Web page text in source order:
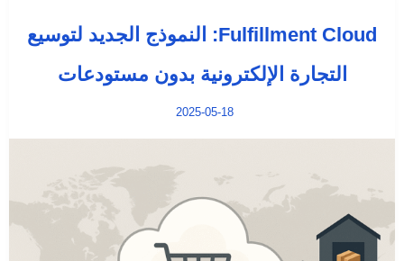
Fulfillment Cloud: النموذج الجديد لتوسيع
التجارة الإلكترونية بدون مستودعات
2025-05-18